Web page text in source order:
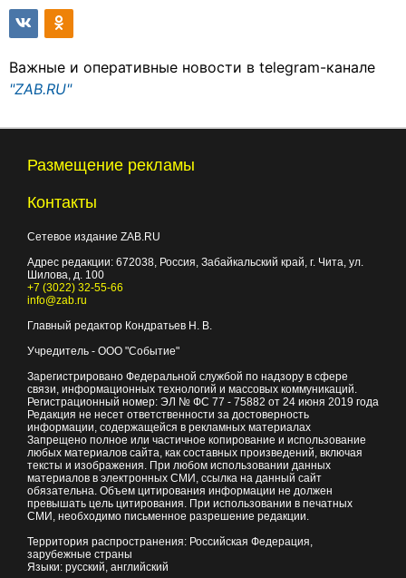
Важные и оперативные новости в telegram-канале
"ZAB.RU"
Размещение рекламы
Контакты
Сетевое издание ZAB.RU
Адрес редакции: 672038 , Россия, Забайкальский край, г. Чита ул.
Шилова, д. 100
+7 (3022) 32-55-66
info@zab.ru
Главный редактор Кондратьев Н. В.
Учредитель - ООО "Событие"
Зарегистрировано Федеральной службой по надзору в сфере
связи, информационных технологий и массовых коммуникаций.
Регистрационный номер: ЭЛ № ФС 77 - 75882 от 24 июня 2019 года
Редакция не несет ответственности за достоверность
информации, содержащейся в рекламных материалах
Запрещено полное или частичное копирование и использование
любых материалов сайта, как составных произведений, включая
тексты и изображения. При любом использовании данных
материалов в электронных СМИ, ссылка на данный сайт
обязательна. Объем цитирования информации не должен
превышать цель цитирования. При использовании в печатных
СМИ, необходимо письменное разрешение редакции.
Территория распространения: Российская Федерация,
зарубежные страны
Языки: русский, английский